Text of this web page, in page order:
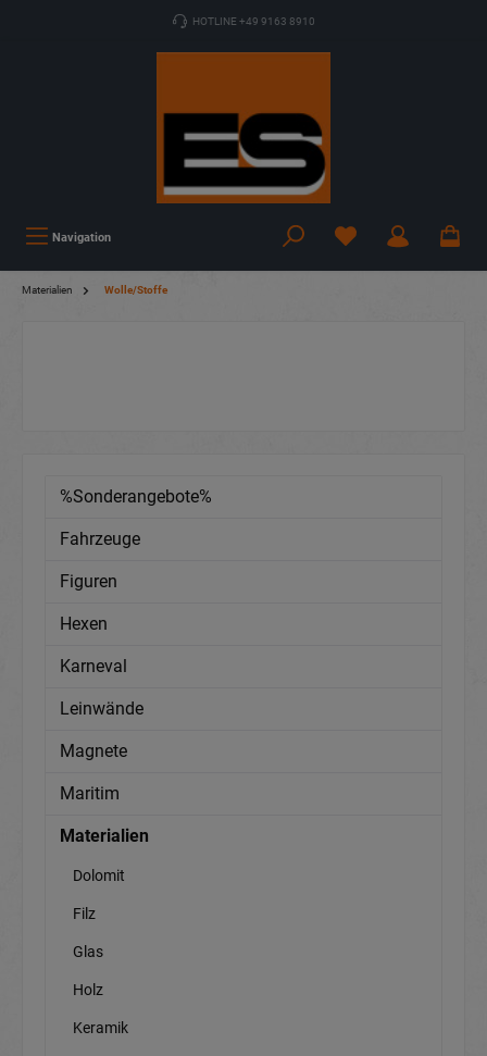
HOTLINE +49 9163 8910
Navigation
Materialien Wolle/Stoffe
%Sonderangebote%
Fahrzeuge
Figuren
Hexen
Karneval
Leinwände
Magnete
Maritim
Materialien
Dolomit
Filz
Glas
Holz
Keramik